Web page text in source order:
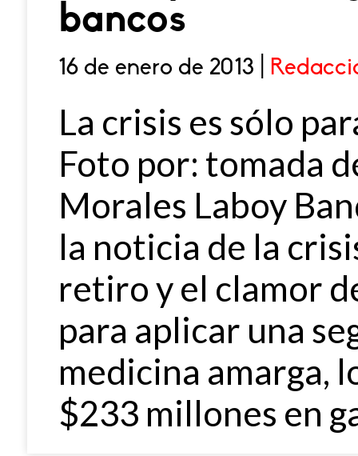
bancos
16 de enero de 2013 |
La crisis es sólo
Foto por: tomada
Morales Laboy
la noticia de la
retiro y el clamor
para aplicar una
medicina amarga,
$233 millones en